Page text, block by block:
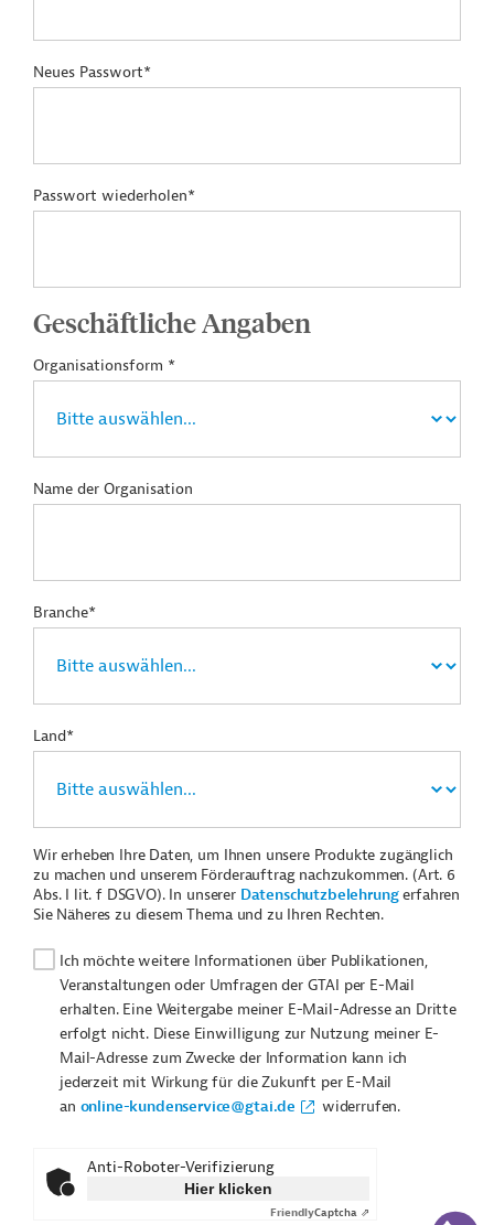
Neues Passwort*
Passwort wiederholen*
Geschäftliche Angaben
Organisationsform *
Name der Organisation
Branche*
Land*
Wir erheben Ihre Daten, um Ihnen unsere Produkte zugänglich
zu machen und unserem Förderauftrag nachzukommen. (Art. 6
Abs. I lit. f DSGVO). In unserer Datenschutzbelehrungerfahren
Sie Näheres zu diesem Thema und zu Ihren Rechten.
Ich möchte weitere Informationen über Publikationen,
Veranstaltungen oder Umfragen der GTAI per E-Mail
erhalten. Eine Weitergabe meiner E-Mail-Adresse an Dritte
erfolgt nicht. Diese Einwilligung zur Nutzung meiner E-
Mail-Adresse zum Zwecke der Information kann ich
jederzeit mit Wirkung für die Zukunft per E-Mail
an online-kundenservice@gtai.de widerrufen.
Anti-Roboter-Verifizierung
Hier klicken
FriendlyCaptcha ⇗ KI-